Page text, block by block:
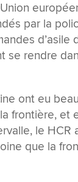
par la
d’asile
se rendre
ont eu
frontière, et
le HCR
que la